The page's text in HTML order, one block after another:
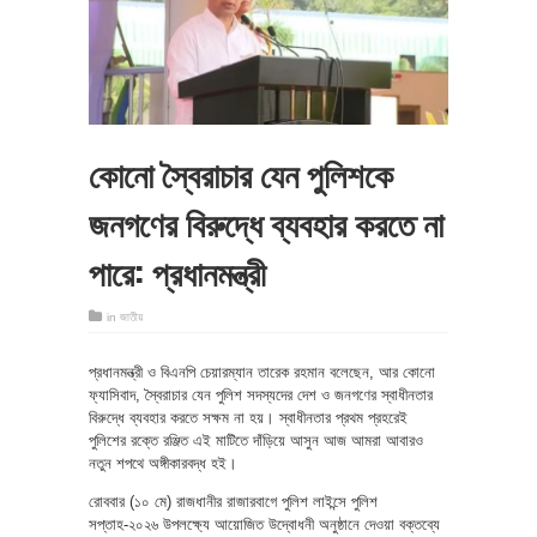
কোনো স্বৈরাচার যেন পুলিশকে
জনগণের বিরুদ্ধে ব্যবহার করতে না
পারে: প্রধানমন্ত্রী
in জাতীয়
প্রধানমন্ত্রী ও বিএনপি চেয়ারম্যান তারেক রহমান বলেছেন, আর কোনো
ফ্যাসিবাদ, স্বৈরাচার যেন পুলিশ সদস্যদের দেশ ও জনগণের স্বাধীনতার
বিরুদ্ধে ব্যবহার করতে সক্ষম না হয়। স্বাধীনতার প্রথম প্রহরেই
পুলিশের রক্তে রঞ্জিত এই মাটিতে দাঁড়িয়ে আসুন আজ আমরা আবারও
নতুন শপথে অঙ্গীকারবদ্ধ হই।
রোববার (১০ মে) রাজধানীর রাজারবাগে পুলিশ লাইন্সে পুলিশ
সপ্তাহ-২০২৬ উপলক্ষ্যে আয়োজিত উদ্বোধনী অনুষ্ঠানে দেওয়া বক্তব্যে